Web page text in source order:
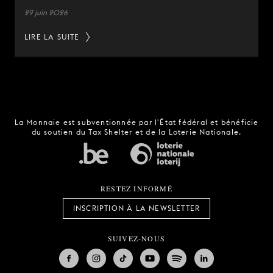
29 juin 2026
LIRE LA SUITE
La Monnaie est subventionnée par l'État fédéral et bénéficie
du soutien du Tax Shelter et de la Loterie Nationale.
RESTEZ INFORMÉ
INSCRIPTION À LA NEWSLETTER
SUIVEZ-NOUS